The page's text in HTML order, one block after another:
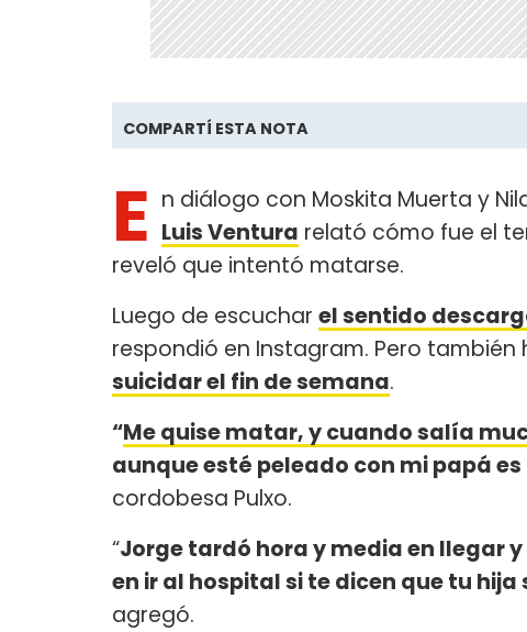
COMPARTÍ ESTA NOTA
E n diálogo con Moskita Muerta y
Luis Ventura relató cómo fue el
reveló que intentó matarse.
Luego de escuchar el sentido
respondió en Instagram. Pero
suicidar el fin de semana.
“Me quise matar, y cuando salía
aunque esté peleado con mi papá
cordobesa Pulxo.
“Jorge tardó hora y media en llegar
en ir al hospital si te dicen que tu hija
agregó.